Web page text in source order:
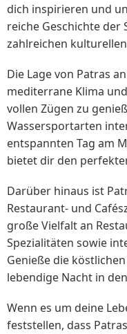
dich inspirieren und
reiche Geschichte der
zahlreichen
Die Lage von Patras
mediterrane Klima
vollen Zügen zu
Wassersportarten
entspannten Tag am
bietet dir den
Darüber hinaus ist
Restaurant- und
große Vielfalt an
Spezialitäten sowie
Genieße die
lebendige Nacht in
Wenn es um deine
feststellen, dass